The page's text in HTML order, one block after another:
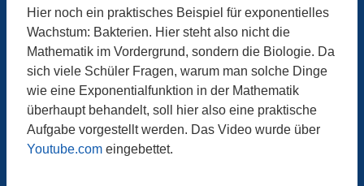
Hier noch ein praktisches Beispiel für exponentielles
Wachstum: Bakterien. Hier steht also nicht die
Mathematik im Vordergrund, sondern die Biologie. Da
sich viele Schüler Fragen, warum man solche Dinge
wie eine Exponentialfunktion in der Mathematik
überhaupt behandelt, soll hier also eine praktische
Aufgabe vorgestellt werden. Das Video wurde über
Youtube.com eingebettet.